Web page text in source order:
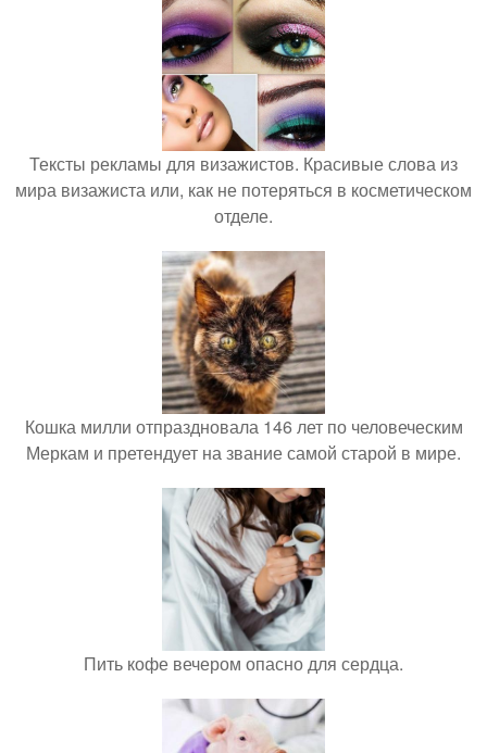
Тексты рекламы для визажистов. Красивые слова из
мира визажиста или, как не потеряться в косметическом
отделе.
Кошка милли отпраздновала 146 лет по человеческим
Меркам и претендует на звание самой старой в мире.
Пить кофе вечером опасно для сердца.